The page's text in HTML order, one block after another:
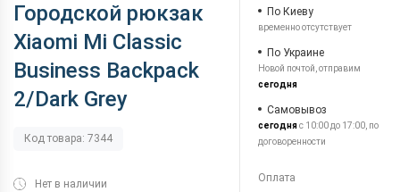
Городской рюкзак
Xiaomi Mi Classic
Business Backpack
2/Dark Grey
Код товара: 7344
Нет в наличии
По Киеву
временно отсутствует
По Украине
Новой почтой, отправим
сегодня
Самовывоз
сегодняс 10:00 до 17:00, по
договоренности
Оплата